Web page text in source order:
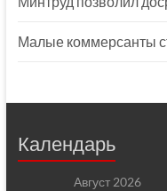
Малые коммерсанты
Календарь
Август 2026